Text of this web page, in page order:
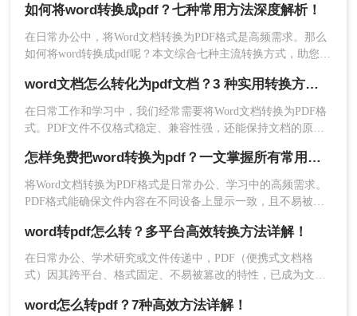
（.docx）转换为PDF的方法，帮助您高效完成转换并提升简历
的专业性。
如何将word转换成pdf？七种常用方法深度解析！
在日常办公中，将Word文档转换为PDF格式是高频需求。那么
如何将word转换成pdf呢？本文综合七种主流转换方式，助您根
word文档怎么转化为pdf文档？3 种实用转换方法，完美保留原文档格式！
在日常工作和学习中，我们经常需要将Word文档转换为PDF格
式。PDF文件不仅格式稳定、兼容性强，还能保持文档的原始
的显示效果。本文将详细介绍word文档怎么转化为pdf文档，并
给出多种方法及其步骤。
怎样免费把word转换为pdf？一文掌握所有常用方法！
将Word文档转换为PDF格式是日常办公、学习中的高频需求。
PDF格式能确保文件内容在不同设备上显示一致，且不易被篡
费转换方法，助你高效完成转换。
word转pdf怎么转？多平台高效转换方法详解！
在日常办公、学术研究或文件传递中，PDF（便携式文档格
式）因其跨平台、格式固定、不易被篡改的特性，已成为文件
辑工具，我们经常需要将其编辑好的文档转换为PDF。无论是
word怎么转pdf？7种高效方法详解！